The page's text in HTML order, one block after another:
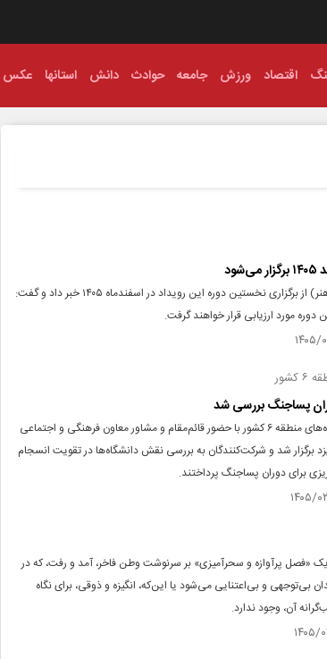
اقتصاد ورزش جامعه حوادث دانش استانها عکس
دبیر رویداد جایزه هنر سال استان یزد (سرو هنر) از برگزاری نخستین دوره این رویداد در اسفندماه ۱۴۰۵ خبر داد و گفت:
پساجنگ بررسی شد
نشست معاونان فرهنگی و اجتماعی دانشگاه‌های منطقه ۶ کشور با حضور قائم‌مقام و مشاور معاون فرهنگی و اجتماعی
برگزار شد و شرکت‌کنندگان به بررسی نقش دانشگاه‌ها در تقویت انسجام
برای دوران پساجنگ پرداختند.
یک «فصل پرآوازه و سحرآمیزی» بر سرنوشت وطن فاخر، آمد و رفت، که در
بی‌توجهی و بی‌اعتنایی می‌شود یا این‌که، انگیزه و ذوقی، برای نگاه
آن، وجود ندارد.